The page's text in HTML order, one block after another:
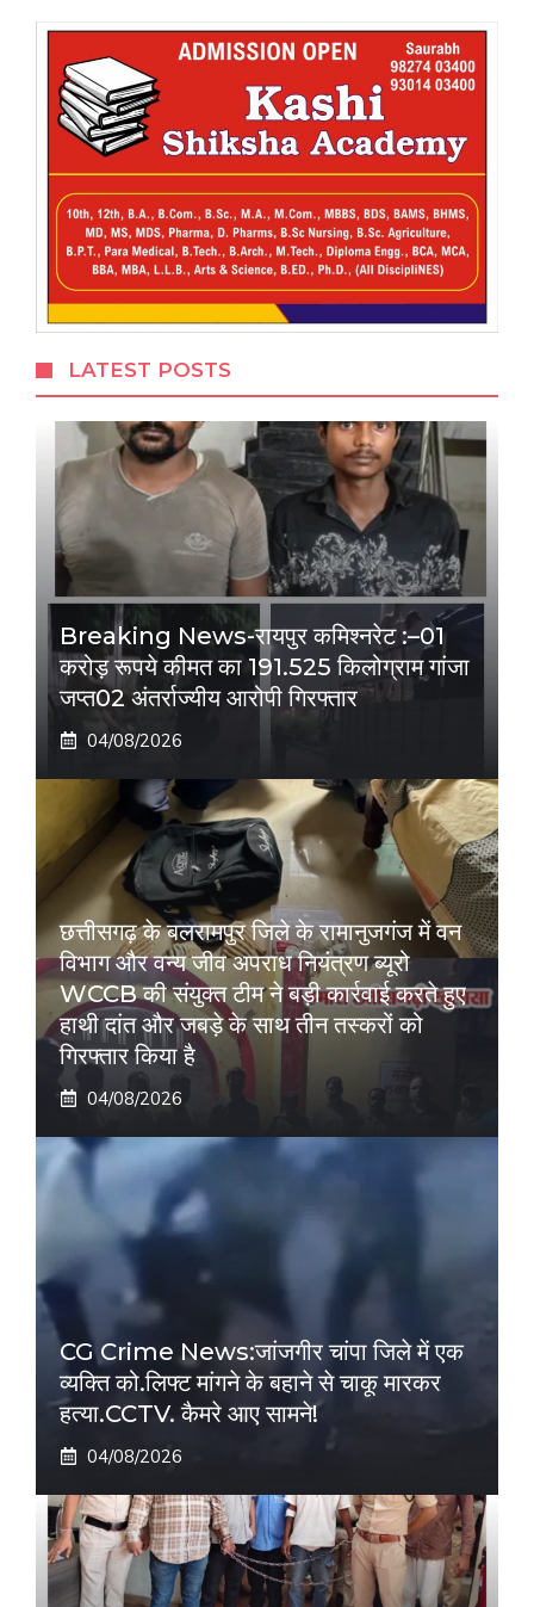
LATEST POSTS
Breaking News-रायपुर कमिश्नरेट :–01
करोड़ रूपये कीमत का 191.525 किलोग्राम गांजा
जप्त02 अंतर्राज्यीय आरोपी गिरफ्तार
04/08/2026
छत्तीसगढ़ के बलरामपुर जिले के रामानुजगंज में वन
विभाग और वन्य जीव अपराध नियंत्रण ब्यूरो
WCCB की संयुक्त टीम ने बड़ी कार्रवाई करते हुए
हाथी दांत और जबड़े के साथ तीन तस्करों को
गिरफ्तार किया है
04/08/2026
CG Crime News:जांजगीर चांपा जिले में एक
व्यक्ति को.लिफ्ट मांगने के बहाने से चाकू मारकर
हत्या.CCTV. कैमरे आए सामने!
04/08/2026